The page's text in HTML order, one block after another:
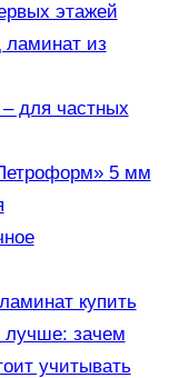
этажей
из
для частных
5 мм
купить
лучше: зачем
учитывать